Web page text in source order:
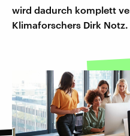
wird dadurch komplett
Klimaforschers Dirk Notz.